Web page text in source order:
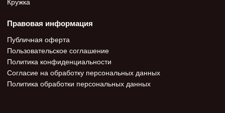
Правовая информация
Публичная оферта
Пользовательское соглашение
Политика конфиденциальности
Согласие на обработку персональных данных
Политика обработки персональных данных